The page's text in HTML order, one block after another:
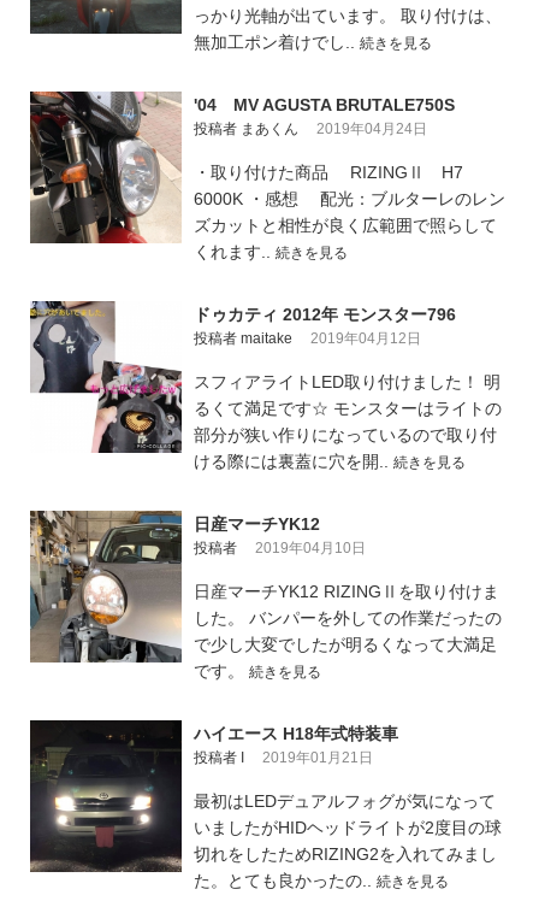
っかり光軸が出ています。 取り付けは、
無加工ポン着けでし.. 続きを見る
'04 MV AGUSTA BRUTALE750S
投稿者 まあくん 2019年04月24日
・取り付けた商品 RIZINGⅡ H7
6000K ・感想 配光：ブルターレのレン
ズカットと相性が良く広範囲で照らして
くれます.. 続きを見る
ドゥカティ 2012年 モンスター796
投稿者 maitake 2019年04月12日
スフィアライトLED取り付けました！ 明
るくて満足です☆ モンスターはライトの
部分が狭い作りになっているので取り付
ける際には裏蓋に穴を開.. 続きを見る
日産マーチYK12
投稿者 2019年04月10日
日産マーチYK12 RIZINGⅡを取り付けま
した。 バンパーを外しての作業だったの
で少し大変でしたが明るくなって大満足
です。 続きを見る
ハイエース H18年式特装車
投稿者 I 2019年01月21日
最初はLEDデュアルフォグが気になって
いましたがHIDヘッドライトが2度目の球
切れをしたためRIZING2を入れてみまし
た。とても良かったの.. 続きを見る